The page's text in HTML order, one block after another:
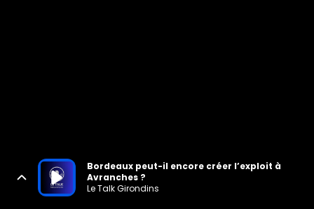
Bordeaux peut-il encore créer l’exploit à
Avranches ?
Le Talk Girondins